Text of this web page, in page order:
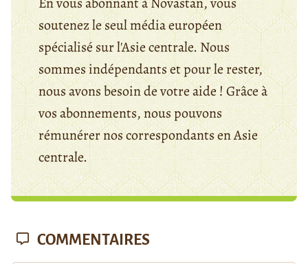
soutenez le seul média européen
spécialisé sur l'Asie centrale. Nous
sommes indépendants et pour le rester,
nous avons besoin de votre aide ! Grâce à
vos abonnements, nous pouvons
rémunérer nos correspondants en Asie
centrale.
COMMENTAIRES